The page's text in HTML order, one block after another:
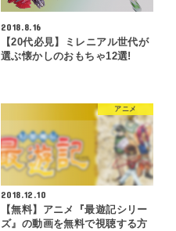
2018.8.16
【20代必見】ミレニアル世代が
選ぶ懐かしのおもちゃ12選!
アニメ
2018.12.10
【無料】アニメ『最遊記シリー
ズ』の動画を無料で視聴する方